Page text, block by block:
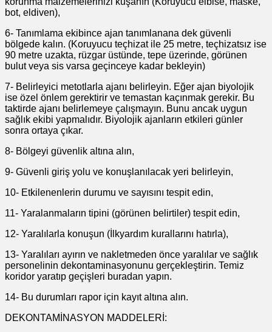
bot, eldiven),
6- Tanımlama ekibince ajan tanımlanana dek güvenli
bölgede kalın. (Koruyucu teçhizat ile 25 metre, teçhizatsız ise
90 metre uzakta, rüzgar üstünde, tepe üzerinde, görünen
bulut veya sis varsa geçinceye kadar bekleyin)
7- Belirleyici metotlarla ajanı belirleyin. Eğer ajan biyolojik
ise özel önlem gerektirir ve temastan kaçınmak gerekir. Bu
taktirde ajanı belirlemeye çalışmayın. Bunu ancak uygun
sağlık ekibi yapmalıdır. Biyolojik ajanların etkileri günler
sonra ortaya çıkar.
8- Bölgeyi güvenlik altına alın,
9- Güvenli giriş yolu ve konuşlanılacak yeri belirleyin,
10- Etkilenenlerin durumu ve sayısını tespit edin,
11- Yaralanmaların tipini (görünen belirtiler) tespit edin,
12- Yaralılarla konuşun (İlkyardım kurallarını hatırla),
13- Yaralıları ayırın ve nakletmeden önce yaralılar ve sağlık
personelinin dekontaminasyonunu gerçekleştirin. Temiz
koridor yaratıp geçişleri buradan yapın.
14- Bu durumları rapor için kayıt altına alın.
DEKONTAMİNASYON MADDELERİ: